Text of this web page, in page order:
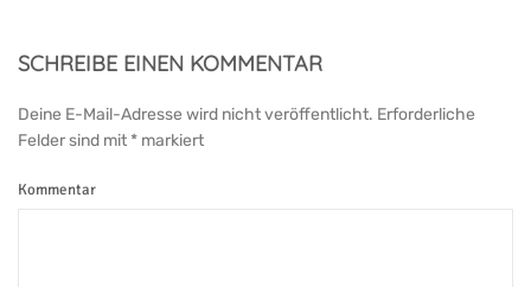
SCHREIBE EINEN KOMMENTAR
Deine E-Mail-Adresse wird nicht veröffentlicht. Erforderliche
Felder sind mit * markiert
Kommentar